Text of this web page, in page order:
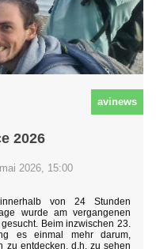
avinews
2026
2026, 15:00
von 24 Stunden
wurde am vergangenen
Beim inzwischen 23.
es einmal mehr darum,
zu entdecken, d.h. zu sehen